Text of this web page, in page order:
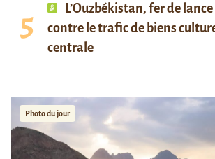
L’Ouzbékistan, fer de
contre le trafic de biens
centrale
Photo du jour